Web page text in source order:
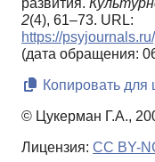
развития.
2(4), 61–73. URL:
https://
(дата обращения:
Копировать для
© Цукерман Г.А.,
Лицензия: CC BY-